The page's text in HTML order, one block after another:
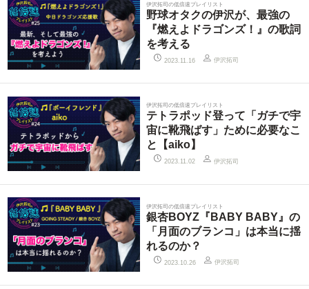
伊沢拓司の低倍速プレイリスト
野球オタクの伊沢が、最強の
『燃えよドラゴンズ！』の歌詞
を考える
2023.11.16 伊沢拓司
伊沢拓司の低倍速プレイリスト
テトラポッド登って「ガチで宇
宙に靴飛ばす」ために必要なこ
と【aiko】
2023.11.02 伊沢拓司
伊沢拓司の低倍速プレイリスト
銀杏BOYZ『BABY BABY』の
「月面のブランコ」は本当に揺
れるのか？
2023.10.26 伊沢拓司